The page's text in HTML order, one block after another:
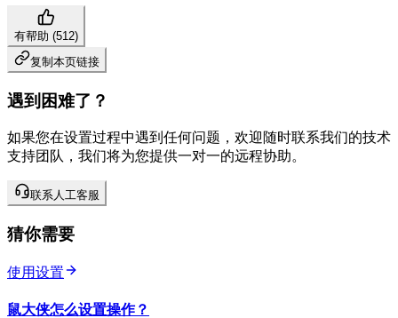
有帮助 (512)
复制本页链接
遇到困难了？
如果您在设置过程中遇到任何问题，欢迎随时联系我们的技术
支持团队，我们将为您提供一对一的远程协助。
联系人工客服
猜你需要
使用设置
鼠大侠怎么设置操作？